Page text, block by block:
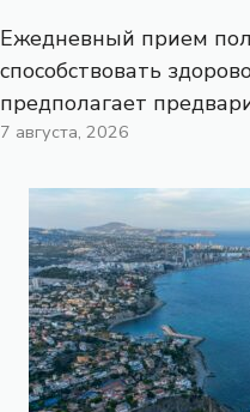
Ежедневный прием
способствовать
предполагает
7 августа, 2026